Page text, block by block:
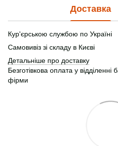
Доставка
Кур'єрською службою по Україні
Самовивіз зі складу в Києві
Детальніше про доставку
Безготівкова оплата у
фірми